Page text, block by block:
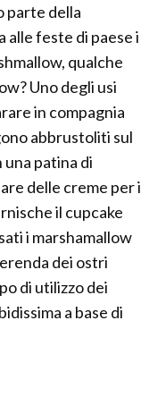
parte della
alle feste di paese i
qualche
Uno degli usi
in compagnia
abbrustoliti sul
patina di
delle creme per i
il cupcake
i marshamallow
dei ostri
di utilizzo dei
a base di